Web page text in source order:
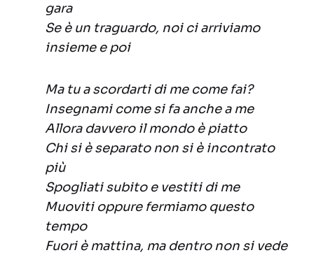
gara
Se è un traguardo, noi ci arriviamo
insieme e poi
Ma tu a scordarti di me come fai?
Insegnami come si fa anche a me
Allora davvero il mondo è piatto
Chi si è separato non si è incontrato
più
Spogliati subito e vestiti di me
Muoviti oppure fermiamo questo
tempo
Fuori è mattina, ma dentro non si vede